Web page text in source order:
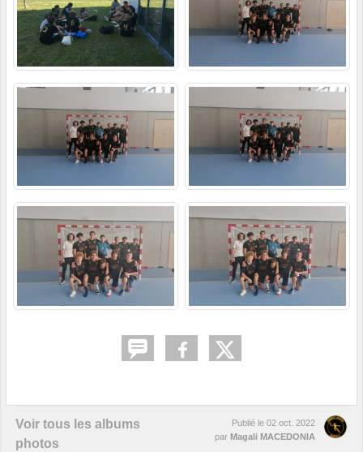
Voir tous les albums
photos
Publié le 02 oct. 2022
par Magali MACEDONIA